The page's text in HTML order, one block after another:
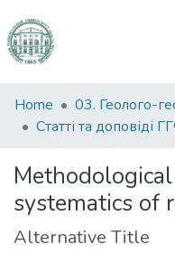
Communities
&
All of DSpace
Statistics
Home
Статті та доповіді
systematics of
Alternative Title